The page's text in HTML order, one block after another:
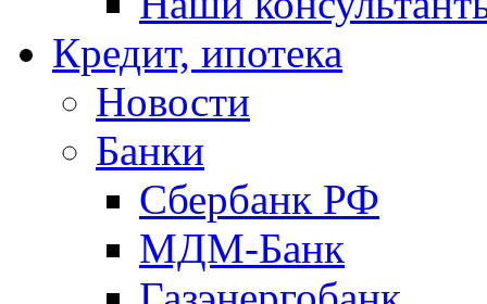
Кредит, ипотека
Новости
Банки
Сбербанк РФ
МДМ-Банк